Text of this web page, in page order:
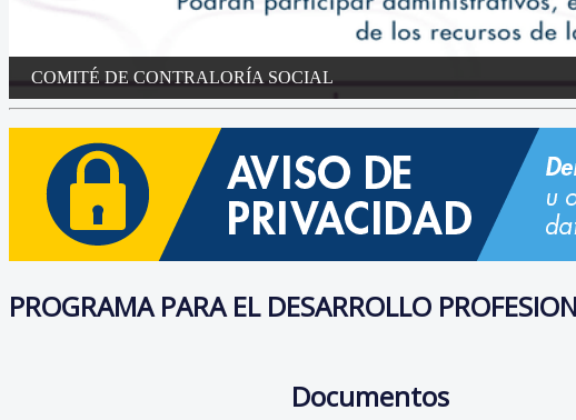
COMITÉ DE CONTRALORÍA SOCIAL
PROGRAMA PARA EL DESARROLLO
Documentos